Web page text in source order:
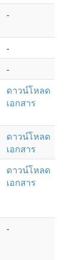
-
-
-
ดาวน์โหลด
เอกสาร
ดาวน์โหลด
เอกสาร
ดาวน์โหลด
เอกสาร
-